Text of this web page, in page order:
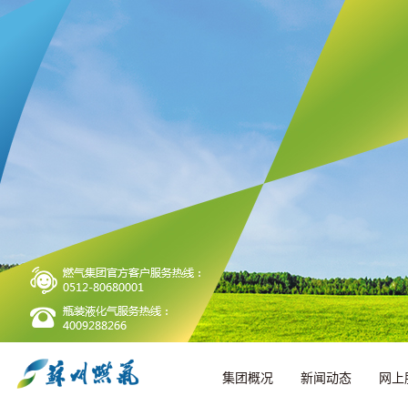
集团概况 新闻动态 网